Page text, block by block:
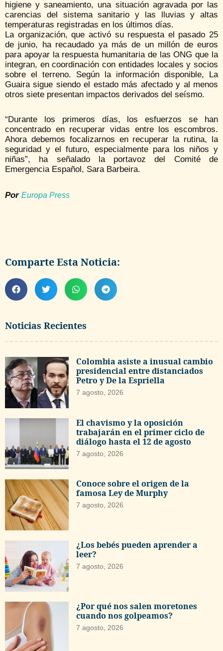
Noticias Recientes
Colombia asiste a inusual cambio
presidencial entre distanciados
Petro y De la Espriella
7 agosto, 2026
El chavismo y la oposición
trabajarán en el primer ciclo de
diálogo hasta el 12 de agosto
7 agosto, 2026
Conoce sobre el origen de la
famosa Ley de Murphy
7 agosto, 2026
¿Los bebés pueden aprender a
leer?
7 agosto, 2026
¿Por qué nos salen moretones
cuando nos golpeamos?
7 agosto, 2026
higiene y saneamiento, una situación agravada por las
carencias del sistema sanitario y las lluvias y altas
temperaturas registradas en los últimos días.
La organización, que activó su respuesta el pasado 25
de junio, ha recaudado ya más de un millón de euros
para apoyar la respuesta humanitaria de las ONG que la
integran, en coordinación con entidades locales y socios
sobre el terreno. Según la información disponible, La
Guaira sigue siendo el estado más afectado y al menos
otros siete presentan impactos derivados del seísmo.
“Durante los primeros días, los esfuerzos se han
concentrado en recuperar vidas entre los escombros.
Ahora debemos focalizarnos en recuperar la rutina, la
seguridad y el futuro, especialmente para los niños y
niñas”, ha señalado la portavoz del Comité de
Emergencia Español, Sara Barbeira.
Por Europa Press
Comparte Esta Noticia: